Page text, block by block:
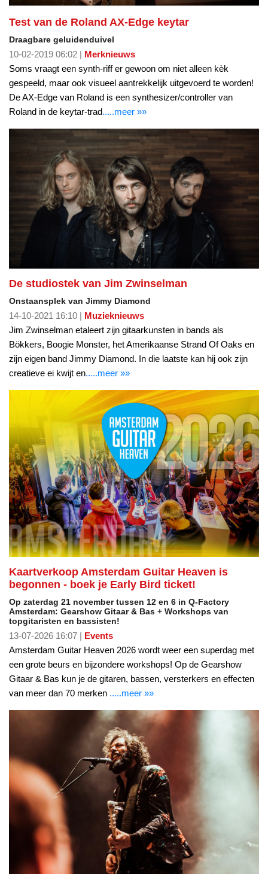
Test van de Roland AX-Edge keytar
Draagbare geluidenduivel
10-02-2019 06:02 | Merknieuws
Soms vraagt een synth-riff er gewoon om niet alleen kèk
gespeeld, maar ook visueel aantrekkelijk uitgevoerd te worden!
De AX-Edge van Roland is een synthesizer/controller van
Roland in de keytar-trad.....meer »»
De studiostek van Jim Zwinselman
Onstaansplek van Jimmy Diamond
14-10-2021 16:10 | Muzieknieuws
Jim Zwinselman etaleert zijn gitaarkunsten in bands als
Bökkers, Boogie Monster, het Amerikaanse Strand Of Oaks en
zijn eigen band Jimmy Diamond. In die laatste kan hij ook zijn
creatieve ei kwijt en.....meer »»
Kaartverkoop Amsterdam Guitar Heaven is
begonnen - boek je Early Bird ticket!
Op zaterdag 21 november tussen 12 en 6 in Q-Factory
Amsterdam: Gearshow Gitaar & Bas + Workshops van
topgitaristen en bassisten!
13-07-2026 16:07 | Events
Amsterdam Guitar Heaven 2026 wordt weer een superdag met
een grote beurs en bijzondere workshops! Op de Gearshow
Gitaar & Bas kun je de gitaren, bassen, versterkers en effecten
van meer dan 70 merken .....meer »»